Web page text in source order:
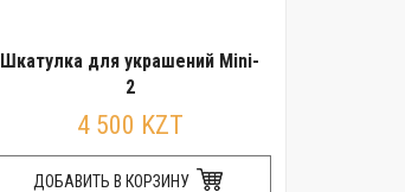
Шкатулка для украшений Mini-
2
4 500 KZT
ДОБАВИТЬ В КОРЗИНУ